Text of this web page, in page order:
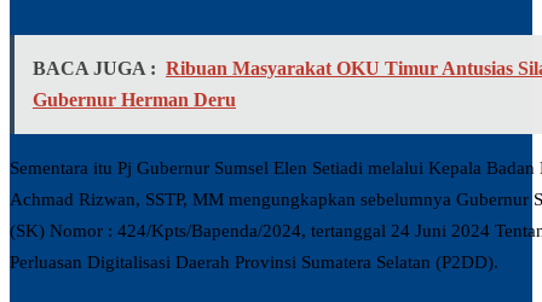
BACA JUGA : Ribuan Masyarakat OKU Timur Antusias
Gubernur Herman Deru
Sementara itu Pj Gubernur Sumsel Elen Setiadi melalui Kepala
Achmad Rizwan, SSTP, MM mengungkapkan sebelumnya Gubernur
(SK) Nomor : 424/Kpts/Bapenda/2024, tertanggal 24 Juni 2024
Perluasan Digitalisasi Daerah Provinsi Sumatera Selatan (P2DD).